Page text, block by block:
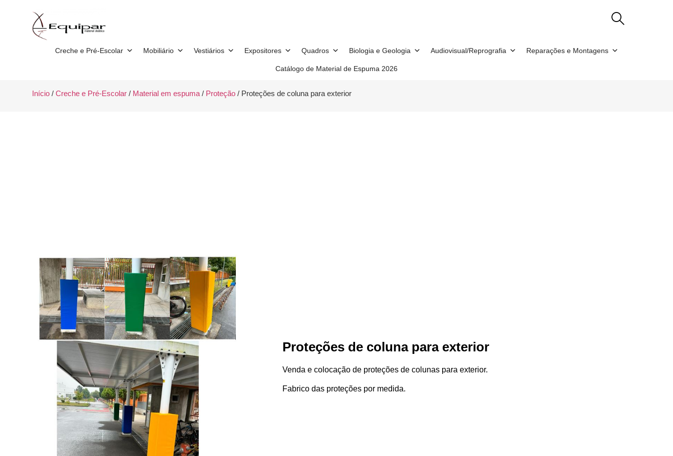
Creche e Pré-Escolar Mobiliário Vestiários Expositores Quadros Biologia e Geologia Audiovisual/Reprografia Reparações e Montagens
Catálogo de Material de Espuma 2026
Início/ Creche e Pré-Escolar/ Material em espuma/ Proteção/ Proteções de coluna para exterior
Proteções de coluna para exterior
Venda e colocação de proteções de colunas para exterior.
Fabrico das proteções por medida.